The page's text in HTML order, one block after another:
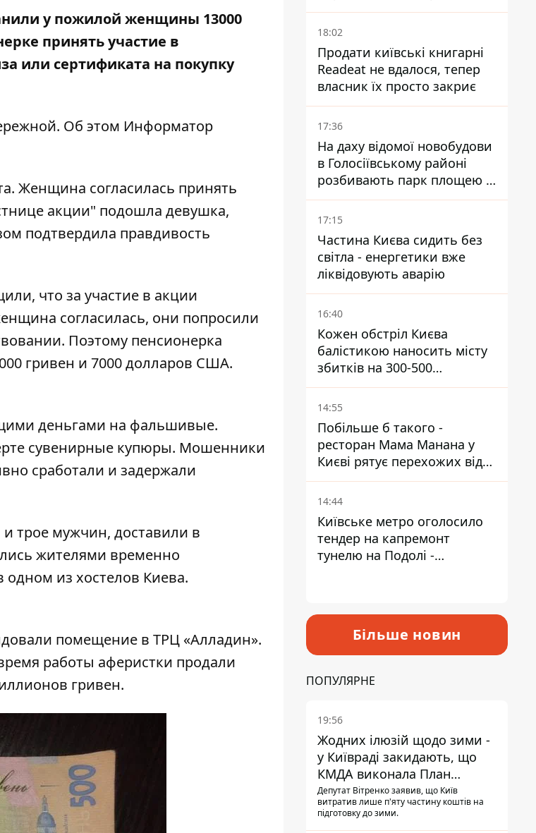
у пожилой женщины 13000
принять участие в
или сертификата на покупку
Об этом Информатор
Женщина согласилась принять
акции" подошла девушка,
подтвердила правдивость
что за участие в акции
согласилась, они попросили
Поэтому пенсионерка
гривен и 7000 долларов США.
деньгами на фальшивые.
сувенирные купюры. Мошенники
сработали и задержали
трое мужчин, доставили в
жителями временно
из хостелов Киева.
помещение в ТРЦ «Алладин».
работы аферистки продали
гривен.
закладів
18:02
Продати київські книгарні
Readeat не вдалося, тепер
власник їх просто закриє
17:36
На даху відомої новобудови
в Голосіївському районі
розбивають парк площею в
гектар
17:15
Частина Києва сидить без
світла - енергетики вже
ліквідовують аварію
16:40
Кожен обстріл Києва
балістикою наносить місту
збитків на 300-500
мільйонів - Петро
Пантелеєв
14:55
Побільше б такого -
ресторан Мама Манана у
Києві рятує перехожих від
спеки
14:44
Київське метро оголосило
тендер на капремонт
тунелю на Подолі -
Більше новин
ПОПУЛЯРНЕ
19:56
Жодних ілюзій щодо зими -
у Київраді закидають, що
КМДА виконала План
стійкості на 20%
Депутат Вітренко заявив, що Київ
витратив лише п'яту частину коштів на
підготовку до зими.